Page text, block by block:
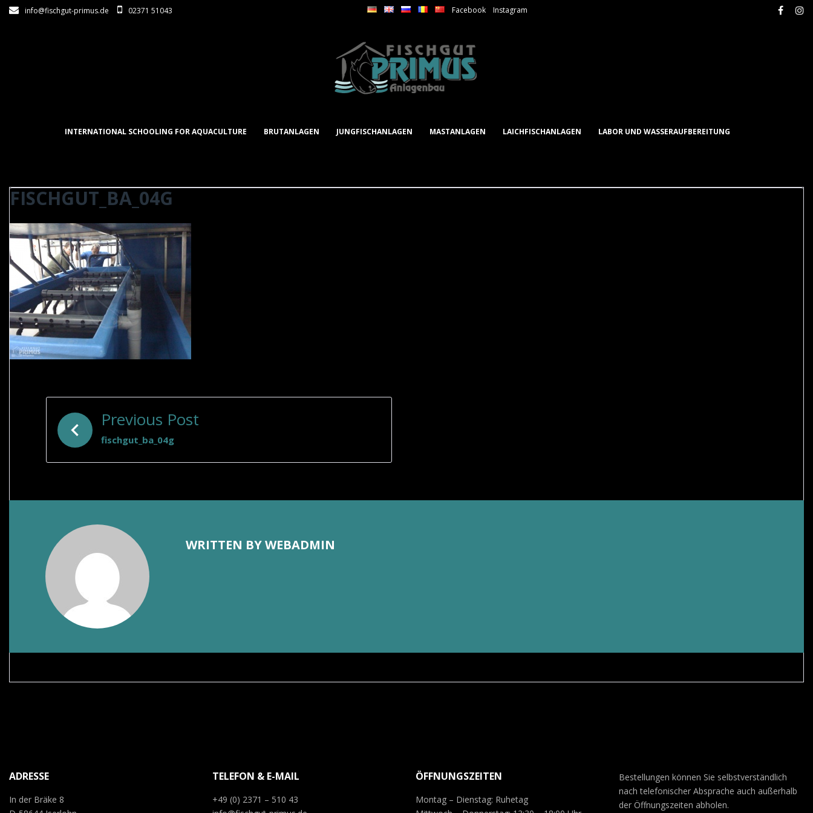
Skip info@fischgut-primus.de 02371 51043 Facebook Instagram
INTERNATIONAL SCHOOLING FOR AQUACULTURE BRUTANLAGEN JUNGFISCHANLAGEN MASTANLAGEN LAICHFISCHANLAGEN LABOR UND WASSERAUFBEREITUNG
FISCHGUT_BA_04G
BEITRAGSNAVIGATION
Previous Post
fischgut_ba_04g
WRITTEN BYWEBADMIN
ADRESSE
In der Bräke 8
TELEFON & E-MAIL
+49 (0) 2371 – 510 43
ÖFFNUNGSZEITEN
Montag – Dienstag: Ruhetag
Bestellungen können Sie selbstverständlich
nach telefonischer Absprache auch außerhalb
der Öffnungszeiten abholen.